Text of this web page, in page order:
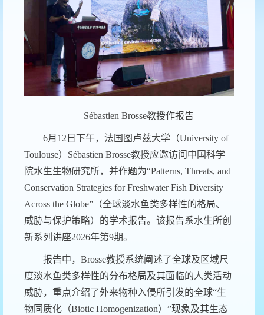
Sébastien Brosse教授作报告
6月 1 2 日下午，法国图卢兹大学（University of
Toulouse） Sébastien Brosse教授应邀访问中国科学
院水生生物研究所，并作题为“Patterns, Threats, and
Conservation Strategies for Freshwater Fish Diversity
Across the Globe” （全球淡水鱼类多样性的格局、
威胁与保护策略）的学术报告。 该报告系水生所创
新系列讲座2026年第9期。
报告中， Brosse教授系统阐述了全球及区域尺
度淡水鱼类多样性的分布格局及其面临的人类活动
威胁，重点介绍了外来物种入侵所引发的全球“生
物同质化（Biotic Homogenization） ”现象及其生态